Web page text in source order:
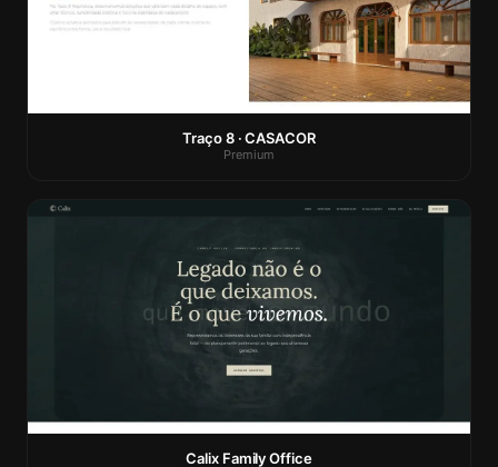
Traço 8 · CASACOR
Premium
Calix Family Office